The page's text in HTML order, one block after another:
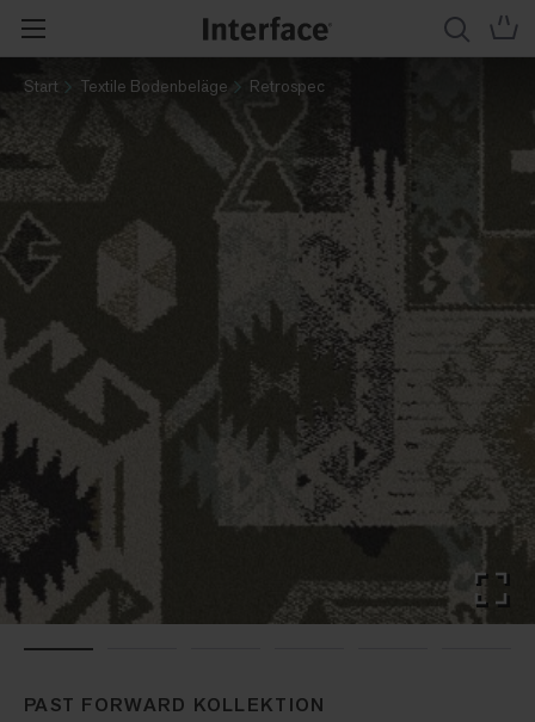
Start Textile Bodenbeläge Retrospec
PAST FORWARD KOLLEKTION